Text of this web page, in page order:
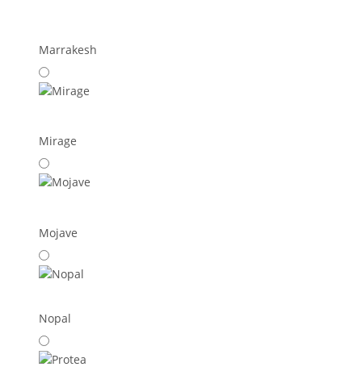
Marrakesh
Mirage
Mojave
Nopal